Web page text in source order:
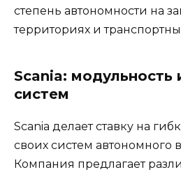
степень автономности на
территориях и
Scania: модульность
систем
Scania делает ставку на
своих систем автономного
Компания предлагает